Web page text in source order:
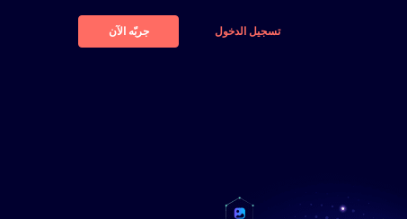
تسجيل الدخول جربّه الآن